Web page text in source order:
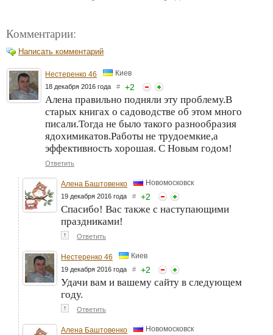
Комментарии:
Написать комментарий
Нестеренко 46 Киев
18 декабря 2016 года # +2
Алена правильно подняли эту проблему.В
старых книгах о садоводстве об этом много
писали.Тогда не было такого разнообразия
ядохимикатов.Работы не трудоемкие,а
эффективность хорошая. С Новым годом!
Ответить
Алена Баштовенко Новомосковск
19 декабря 2016 года # +2
Спасибо! Вас также с наступающими
праздниками!
↑ Ответить
Нестеренко 46 Киев
19 декабря 2016 года # +2
Удачи вам и вашему сайту в следующем
году.
↑ Ответить
Алена Баштовенко Новомосковск